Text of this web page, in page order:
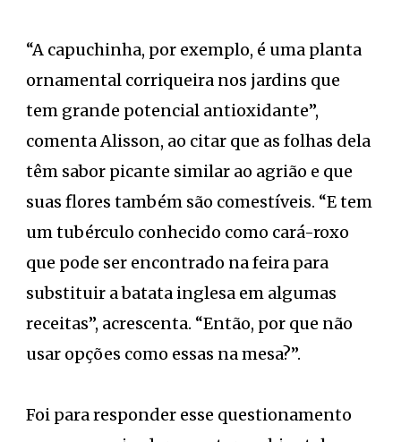
“A capuchinha, por exemplo, é uma planta
ornamental corriqueira nos jardins que
tem grande potencial antioxidante”,
comenta Alisson, ao citar que as folhas dela
têm sabor picante similar ao agrião e que
suas flores também são comestíveis. “E tem
um tubérculo conhecido como cará-roxo
que pode ser encontrado na feira para
substituir a batata inglesa em algumas
receitas”, acrescenta. “Então, por que não
usar opções como essas na mesa?”.
Foi para responder esse questionamento